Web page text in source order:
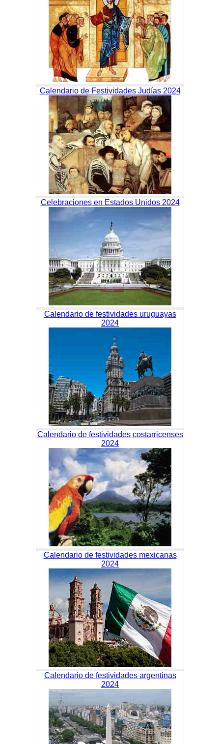
Calendario de Festividades Judías 2024
Celebraciones en Estados Unidos 2024
Calendario de festividades uruguayas
2024
Calendario de festividades costarricenses
2024
Calendario de festividades mexicanas
2024
Calendario de festividades argentinas
2024